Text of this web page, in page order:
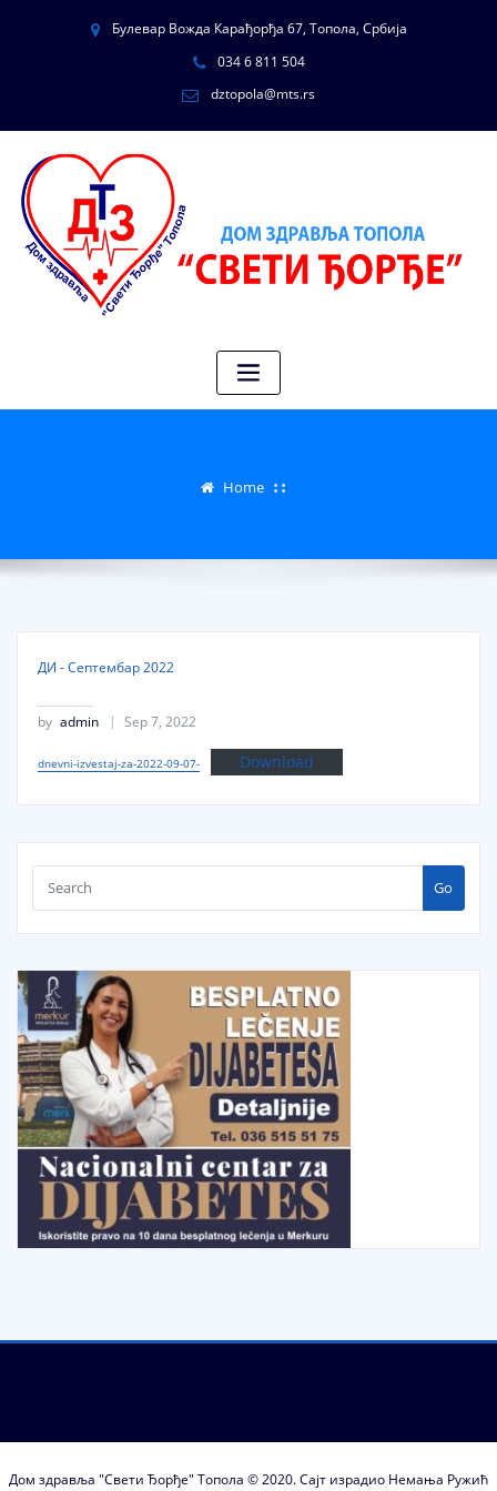
Булевар Вожда Карађорђа 67, Топола, Србија
034 6 811 504
dztopola@mts.rs
Home
ДИ - Септембар 2022
by admin Sep 7, 2022
dnevni-izvestaj-za-2022-09-07- Download
Go
Дом здравља "Свети Ђорђе" Топола © 2020. Сајт израдио Немања Ружић